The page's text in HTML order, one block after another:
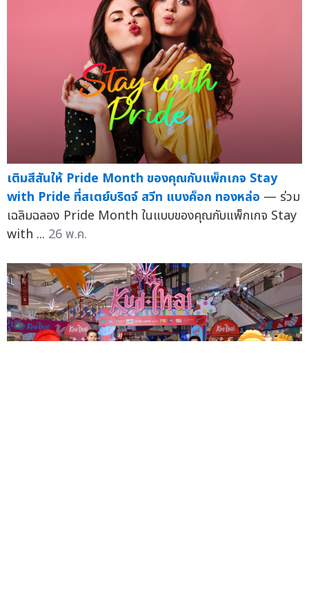
เติมสีสันให้ Pride Month ของคุณกับแพ็กเกจ Stay
with Pride ที่สเตย์บริดจ์ สวีท แบงค็อก ทองหล่อ — ร่วม
เฉลิมฉลอง Pride Month ในแบบของคุณกับแพ็กเกจ Stay
with ... 26 พ.ค.